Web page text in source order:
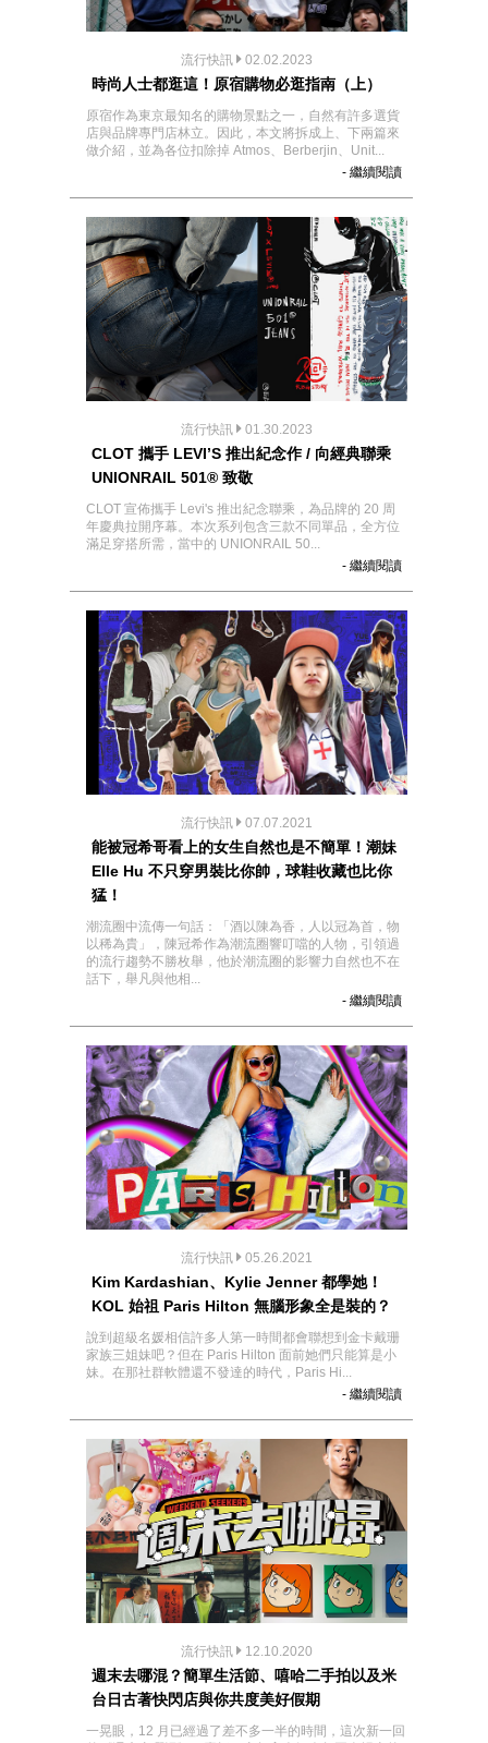
流行快訊 02.02.2023
時尚人士都逛這！原宿購物必逛指南（上）
原宿作為東京最知名的購物景點之一，自然有許多選貨
店與品牌專門店林立。因此，本文將拆成上、下兩篇來
做介紹，並為各位扣除掉 Atmos、Berberjin、Unit...
- 繼續閱讀
流行快訊 01.30.2023
CLOT 攜手 LEVI’S 推出紀念作 / 向經典聯乘
UNIONRAIL 501® 致敬
CLOT 宣佈攜手 Levi's 推出紀念聯乘，為品牌的 20 周
年慶典拉開序幕。本次系列包含三款不同單品，全方位
滿足穿搭所需，當中的 UNIONRAIL 50...
- 繼續閱讀
流行快訊 07.07.2021
能被冠希哥看上的女生自然也是不簡單！潮妹
Elle Hu 不只穿男裝比你帥，球鞋收藏也比你
猛！
潮流圈中流傳一句話：「酒以陳為香，人以冠為首，物
以稀為貴」，陳冠希作為潮流圈響叮噹的人物，引領過
的流行趨勢不勝枚舉，他於潮流圈的影響力自然也不在
話下，舉凡與他相...
- 繼續閱讀
流行快訊 05.26.2021
Kim Kardashian、Kylie Jenner 都學她！
KOL 始祖 Paris Hilton 無腦形象全是裝的？
說到超級名媛相信許多人第一時間都會聯想到金卡戴珊
家族三姐妹吧？但在 Paris Hilton 面前她們只能算是小
妹。在那社群軟體還不發達的時代，Paris Hi...
- 繼續閱讀
流行快訊 12.10.2020
週末去哪混？簡單生活節、嘻哈二手拍以及米
台日古著快閃店與你共度美好假期
一晃眼，12 月已經過了差不多一半的時間，這次新一回